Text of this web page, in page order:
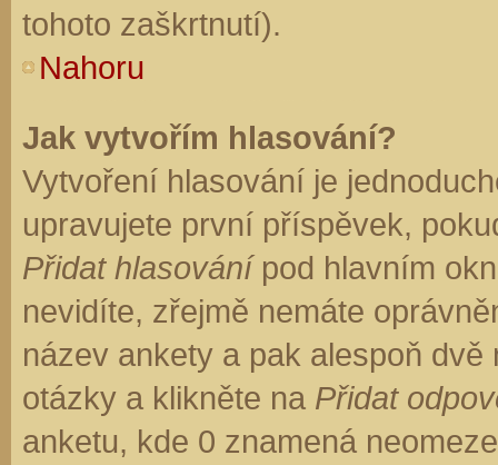
tohoto zaškrtnutí).
Nahoru
Jak vytvořím hlasování?
Vytvoření hlasování je
upravujete první příspěvek,
Přidat hlasovánípod hlavním
nevidíte, zřejmě nemáte
název ankety a pak alespoň
otázky a klikněte na Přidat
anketu, kde 0 znamená